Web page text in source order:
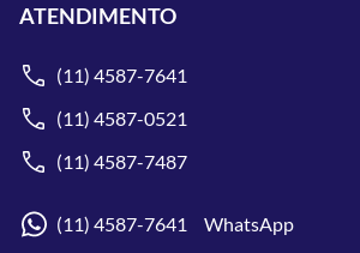
ATENDIMENTO
(11) 4587-7641
(11) 4587-0521
(11) 4587-7487
(11) 4587-7641 WhatsApp